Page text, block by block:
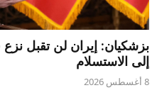
بزشكيان: إيران لن تقبل نزع
إلى الاستسلام
8 أغسطس 2026